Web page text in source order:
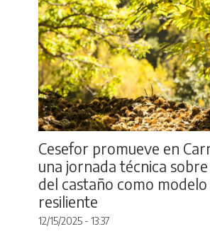
Cesefor promueve en
una jornada técnica
del castaño como modelo
resiliente
12/15/2025 - 13:37